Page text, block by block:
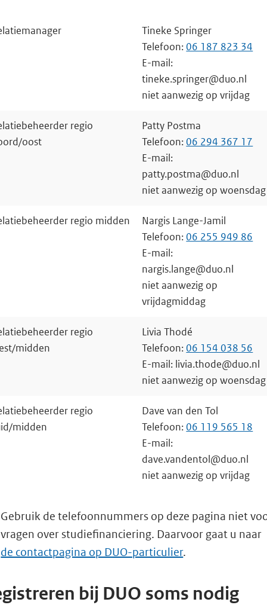
Tineke Springer
Telefoon:06 187 823 34
E-mail:
tineke.springer@duo.nl
niet aanwezig op vrijdag
regio
oost
Patty Postma
Telefoon:06 294 367 17
E-mail:
patty.postma@duo.nl
niet aanwezig op woensdag
regio midden
Nargis Lange-Jamil
Telefoon:06 255 949 86
E-mail:
nargis.lange@duo.nl
niet aanwezig op
vrijdagmiddag
regio
midden
Livia Thodé
Telefoon:06 154 038 56
E-mail: livia.thode@duo.nl
niet aanwezig op woensdag
regio
midden
Dave van den Tol
Telefoon:06 119 565 18
E-mail:
dave.vandentol@duo.nl
niet aanwezig op vrijdag
Gebruik de telefoonnummers op deze pagina niet
vragen over studiefinanciering. Daarvoor gaat u naar
de contactpagina op DUO-particulier.
bij DUO soms nodig